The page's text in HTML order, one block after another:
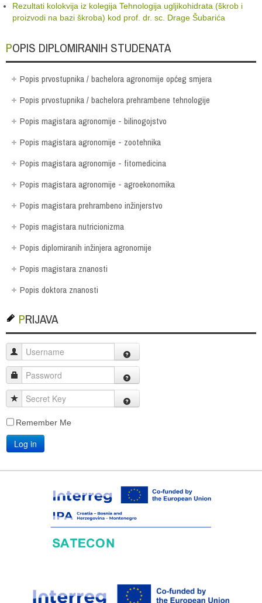
Rezultati kolokvija iz kolegija Tehnologija ugljikohidrata (škrob i
proizvodi na bazi škroba) kod prof. dr. sc. Drage Šubarića
POPIS DIPLOMIRANIH STUDENATA
Popis prvostupnika / bachelora agronomije općeg smjera
Popis prvostupnika / bachelora prehrambene tehnologije
Popis magistara agronomije - bilinogojstvo
Popis magistara agronomije - zootehnika
Popis magistara agronomije - fitomedicina
Popis magistara agronomije - agroekonomika
Popis magistara prehrambeno inžinjerstvo
Popis magistara nutricionizma
Popis diplomiranih inžinjera agronomije
Popis magistara znanosti
Popis doktora znanosti
PRIJAVA
Username
Password
Secret Key
Remember Me
Log in